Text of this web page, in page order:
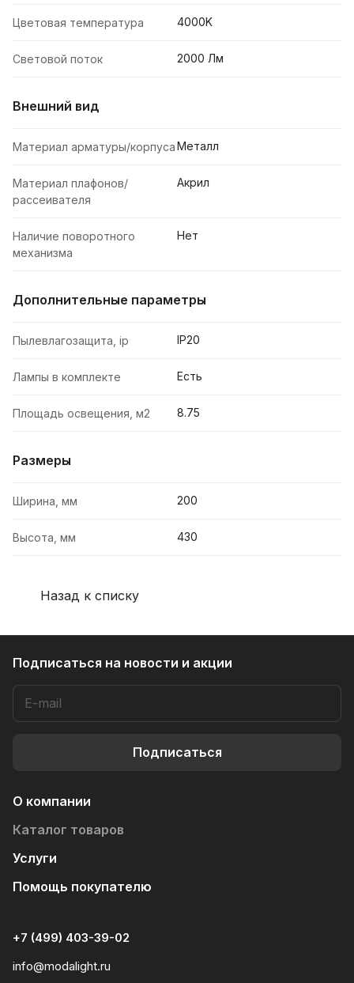
Цветовая температура 4000K
Световой поток 2000 Лм
Внешний вид
Материал арматуры/корпусаМеталл
Материал плафонов/
рассеивателя
Акрил
Наличие поворотного
механизма
Нет
Дополнительные параметры
Пылевлагозащита, ip IP20
Лампы в комплекте Есть
Площадь освещения, м2 8.75
Размеры
Ширина, мм 200
Высота, мм 430
Назад к списку
Подписаться на новости и акции
Подписаться
О компании
Каталог товаров
Услуги
Помощь покупателю
+7 (499) 403-39-02
info@modalight.ru